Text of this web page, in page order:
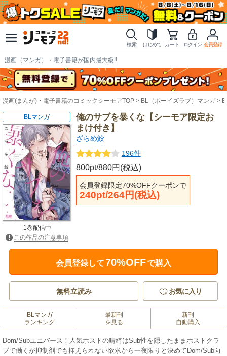
検索 はじめて カート ログイン 会員登録
漫画（マンガ）・電子書籍が国内最大級!!
漫画(まんが)・電子書籍のコミックシーモアTOP BL（ボーイズラブ）マンガ
俺のサブを暴くな【シーモア限定お
まけ付き】
ざらめ鮫
196件
800pt/880円(税込)
会員登録限定70%OFFクーポンで
240pt/264円(税込)
BLマンガ
1巻配信中
この作品の注意事項
会員登録して70%OFFで購入
無料立読み お気に入り
BLマンガ
ランキング
最新刊
を見る
新刊
自動購入
Dom/Subユニバース！人気ホストの晴綺はSub性を隠したままホストクラ
ブで働くが抑制剤でも抑えられない欲求から一夜限りと決めてDom/Sub向